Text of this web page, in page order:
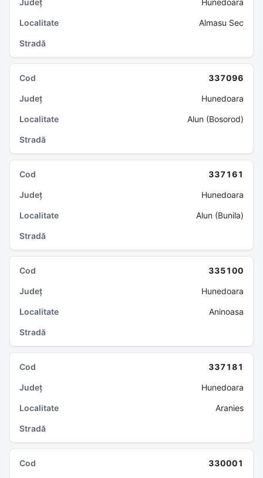
Hunedoara
Almasu Sec
337096
Hunedoara
Alun (Bosorod)
337161
Hunedoara
Alun (Bunila)
335100
Hunedoara
Aninoasa
337181
Hunedoara
Aranies
330001